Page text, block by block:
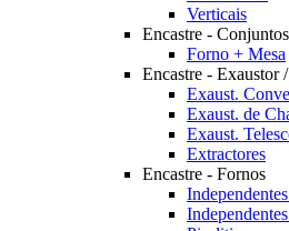
Verticais
Encastre - Conjuntos
Forno + Mesa
Encastre - Exaustor
Exaust.
Exaust. de
Exaust.
Extractores
Encastre - Fornos